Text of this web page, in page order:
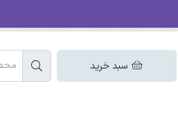
سبد خرید